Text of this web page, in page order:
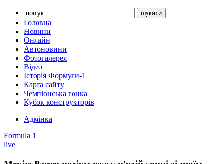
Головна
Новини
Онлайн
Автоновини
Фотогалерея
Відео
Історія Формули-1
Карта сайту
Чемпіонська гонка
Кубок конструкторів
Адмінка
Formula 1
live